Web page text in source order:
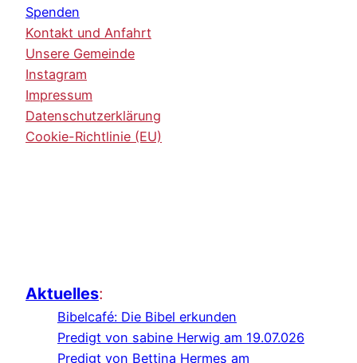
Spenden
Kontakt und Anfahrt
Unsere Gemeinde
Instagram
Impressum
Datenschutzerklärung
Cookie-Richtlinie (EU)
Aktuelles:
Bibelcafé: Die Bibel erkunden
Predigt von sabine Herwig am 19.07.026
Predigt von Bettina Hermes am